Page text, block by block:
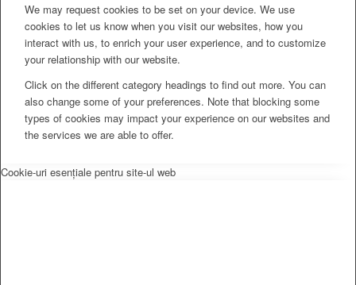
We may request cookies to be set on your device. We use
cookies to let us know when you visit our websites, how you
interact with us, to enrich your user experience, and to customize
your relationship with our website.
Click on the different category headings to find out more. You can
also change some of your preferences. Note that blocking some
types of cookies may impact your experience on our websites and
the services we are able to offer.
Cookie-uri esențiale pentru site-ul web